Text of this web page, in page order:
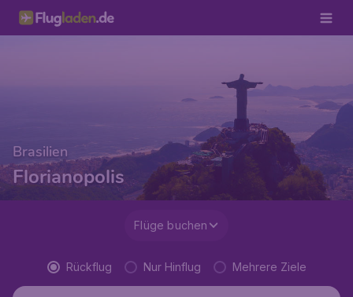
Brasilien
Florianopolis
Flüge buchen
Rückflug Nur Hinflug Mehrere Ziele